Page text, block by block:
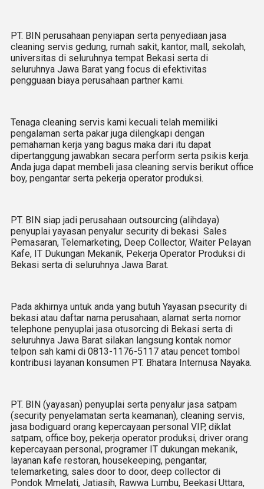
PT. BIN perusahaan penyiapan serta penyediaan jasa
cleaning servis gedung, rumah sakit, kantor, mall, sekolah,
universitas di seluruhnya tempat Bekasi serta di
seluruhnya Jawa Barat yang focus di efektivitas
pengguaan biaya perusahaan partner kami.
Tenaga cleaning servis kami kecuali telah memiliki
pengalaman serta pakar juga dilengkapi dengan
pemahaman kerja yang bagus maka dari itu dapat
dipertanggung jawabkan secara perform serta psikis kerja.
Anda juga dapat membeli jasa cleaning servis berikut office
boy, pengantar serta pekerja operator produksi.
PT. BIN siap jadi perusahaan outsourcing (alihdaya)
penyuplai yayasan penyalur security di bekasi Sales
Pemasaran, Telemarketing, Deep Collector, Waiter Pelayan
Kafe, IT Dukungan Mekanik, Pekerja Operator Produksi di
Bekasi serta di seluruhnya Jawa Barat.
Pada akhirnya untuk anda yang butuh Yayasan psecurity di
bekasi atau daftar nama perusahaan, alamat serta nomor
telephone penyuplai jasa otusorcing di Bekasi serta di
seluruhnya Jawa Barat silakan langsung kontak nomor
telpon sah kami di 0813-1176-5117 atau pencet tombol
kontribusi layanan konsumen PT. Bhatara Internusa Nayaka.
PT. BIN (yayasan) penyuplai serta penyalur jasa satpam
(security penyelamatan serta keamanan), cleaning servis,
jasa bodiguard orang kepercayaan personal VIP, diklat
satpam, office boy, pekerja operator produksi, driver orang
kepercayaan personal, programer IT dukungan mekanik,
layanan kafe restoran, housekeeping, pengantar,
telemarketing, sales door to door, deep collector di
Pondok Mmelati, Jatiasih, Rawwa Lumbu, Beekasi Uttara,